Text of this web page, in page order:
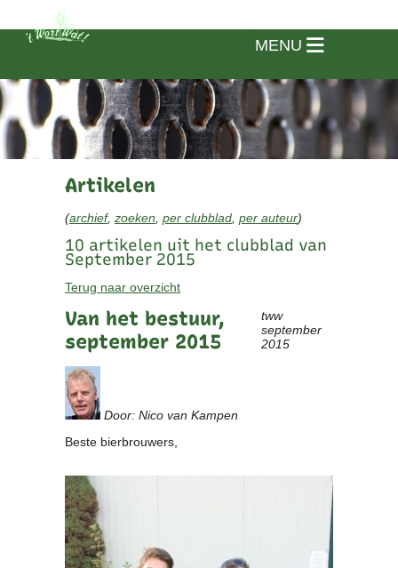
Artikelen
(archief, zoeken per clubblad per auteur)
10 artikelen uit het clubblad van
September 2015
Terug naar overzicht
Van het bestuur,
september 2015
tww
september
2015
Door: Nico van Kampen
Beste bierbrouwers,
MENU
Clubkalender
Informatie
- Historie
Reglementen
Privacyverklaring
Commissies
Polderbok